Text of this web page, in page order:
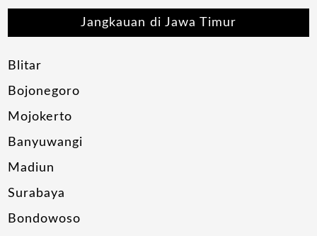
Jangkauan di Jawa Timur
Blitar
Bojonegoro
Mojokerto
Banyuwangi
Madiun
Surabaya
Bondowoso